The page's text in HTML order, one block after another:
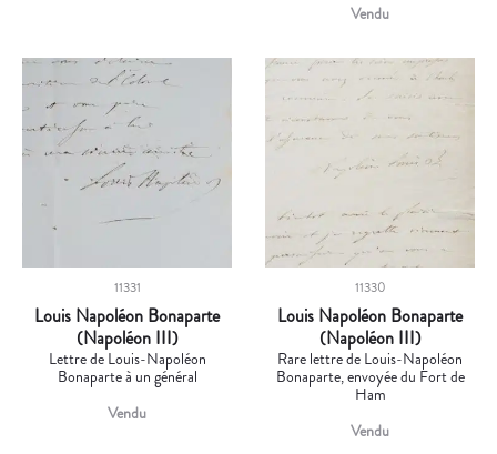
Vendu
11331
Louis Napoléon Bonaparte
(Napoléon III)
Lettre de Louis-Napoléon
Bonaparte à un général
Vendu
11330
Louis Napoléon Bonaparte
(Napoléon III)
Rare lettre de Louis-Napoléon
Bonaparte, envoyée du Fort de
Ham
Vendu